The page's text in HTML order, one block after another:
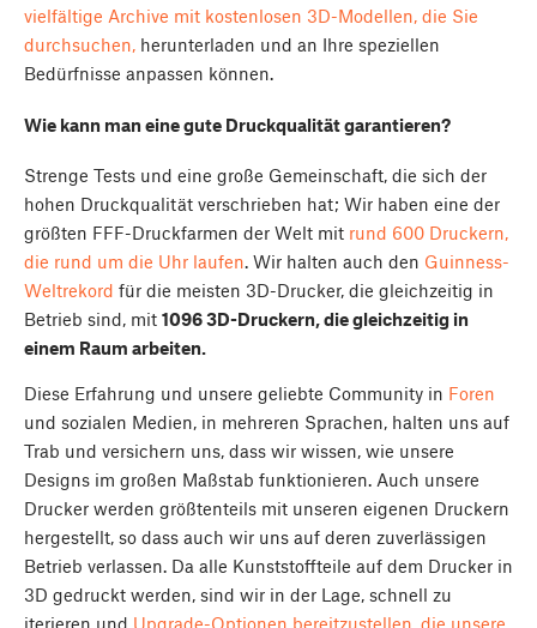
vielfältige Archive mit kostenlosen 3D-Modellen, die Sie
durchsuchen, herunterladen und an Ihre speziellen
Bedürfnisse anpassen können.
Wie kann man eine gute Druckqualität garantieren?
Strenge Tests und eine große Gemeinschaft, die sich der
hohen Druckqualität verschrieben hat; Wir haben eine der
größten FFF-Druckfarmen der Welt mit rund 600 Druckern,
die rund um die Uhr laufen. Wir halten auch den Guinness-
Weltrekord für die meisten 3D-Drucker, die gleichzeitig in
Betrieb sind, mit 1096 3D-Druckern, die gleichzeitig in
einem Raum arbeiten.
Diese Erfahrung und unsere geliebte Community in Foren
und sozialen Medien, in mehreren Sprachen, halten uns auf
Trab und versichern uns, dass wir wissen, wie unsere
Designs im großen Maßstab funktionieren. Auch unsere
Drucker werden größtenteils mit unseren eigenen Druckern
hergestellt, so dass auch wir uns auf deren zuverlässigen
Betrieb verlassen. Da alle Kunststoffteile auf dem Drucker in
3D gedruckt werden, sind wir in der Lage, schnell zu